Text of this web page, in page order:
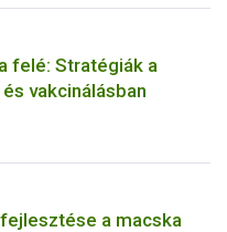
felé: Stratégiák a
vakcinálásban
a macska